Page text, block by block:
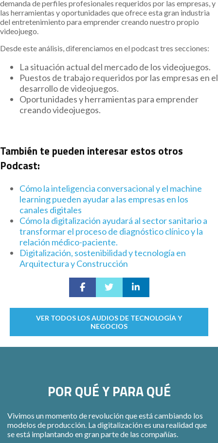
demanda de perfiles profesionales requeridos por las empresas, y
las herramientas y oportunidades que ofrece esta gran industria
del entretenimiento para emprender creando nuestro propio
videojuego.
Desde este análisis, diferenciamos en el podcast tres secciones:
La situación actual del mercado de los videojuegos.
Puestos de trabajo requeridos por las empresas en el
desarrollo de videojuegos.
Oportunidades y herramientas para emprender
creando videojuegos.
También te pueden interesar estos otros
Podcast:
Cómo la inteligencia conversacional y el machine
learning pueden ayudar a las empresas en los
canales digitales
Cómo la digitalización ayudará al sector sanitario a
transformar el proceso de diagnóstico clínico y la
relación médico-paciente.
Digitalización, sostenibilidad y tecnología en
Arquitectura y Construcción
VER TODOS LOS AUDIOS DE TECNOLOGÍA Y
NEGOCIOS
POR QUÉ Y PARA QUÉ
Vivimos un momento de revolución que está cambiando los
modelos de producción. La digitalización es una realidad que
se está implantando en gran parte de las compañías.